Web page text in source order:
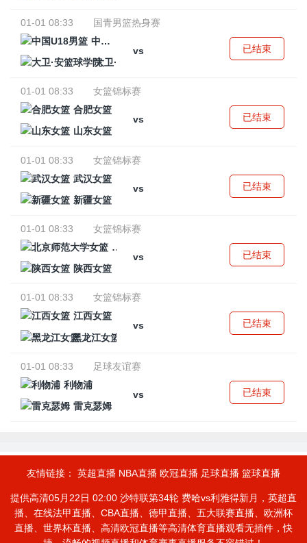
01-01 08:33
国青男篮热身赛
中国U18男篮
vs
大卫·安篮球学院
已结束
01-01 08:33
女篮锦标赛
合肥女篮
vs
山东女篮
已结束
01-01 08:33
女篮锦标赛
武汉女篮
vs
新疆女篮
已结束
01-01 08:33
女篮锦标赛
北京师范大学女篮
vs
陕西女篮
已结束
01-01 08:33
女篮锦标赛
江西女篮
vs
黑龙江女篮
已结束
01-01 08:33
足球友谊赛
利物浦
vs
雷克瑟姆
已结束
友情链接： 英超直播 NBA直播 欧冠直播 足球直播 篮球直播
提供高清05月22日 02:00 沙特联第34轮 费哈vs利雅得新月，英超直
播、在线法甲直播、CBA直播、德甲直播、五大联赛直播、欧洲杯
直播、世界杯直播、高清欧冠直播等高清体育直播观看无插件，快